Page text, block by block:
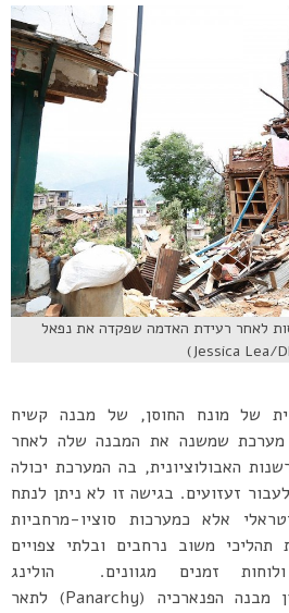
לאחר רעידת האדמה שפקדה את נפאל
של מונח החוסן, של מבנה קשיח
מערכת שמשנה את המבנה שלה לאחר
האבולוציונית, בה המערכת יכולה
זעזועים. בגישה זו לא ניתן לנתח
אלא כמערכות סוציו-מרחביות
תהליכי משוב נרחבים ובלתי צפויים
זמנים מגוונים. הולינג
השתמשו ברעיון מבנה הפנארכיה (Panarchy) לתאר